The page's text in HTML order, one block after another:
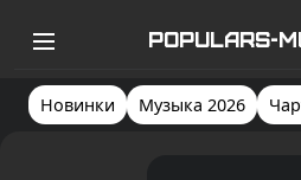
POPULARS-
Новинки Музыка 2026